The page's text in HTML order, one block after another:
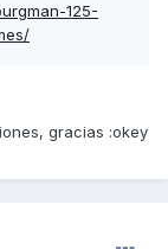
125-
gracias :okey